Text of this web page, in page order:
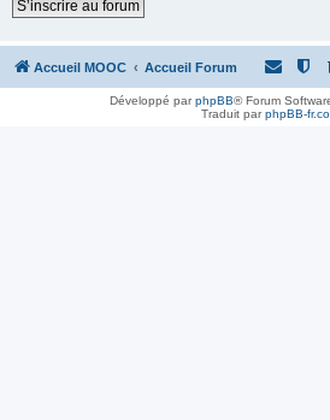
S’inscrire au forum
Accueil MOOC Accueil Forum
Développé parphpBB® Forum
Traduit parphpBB-